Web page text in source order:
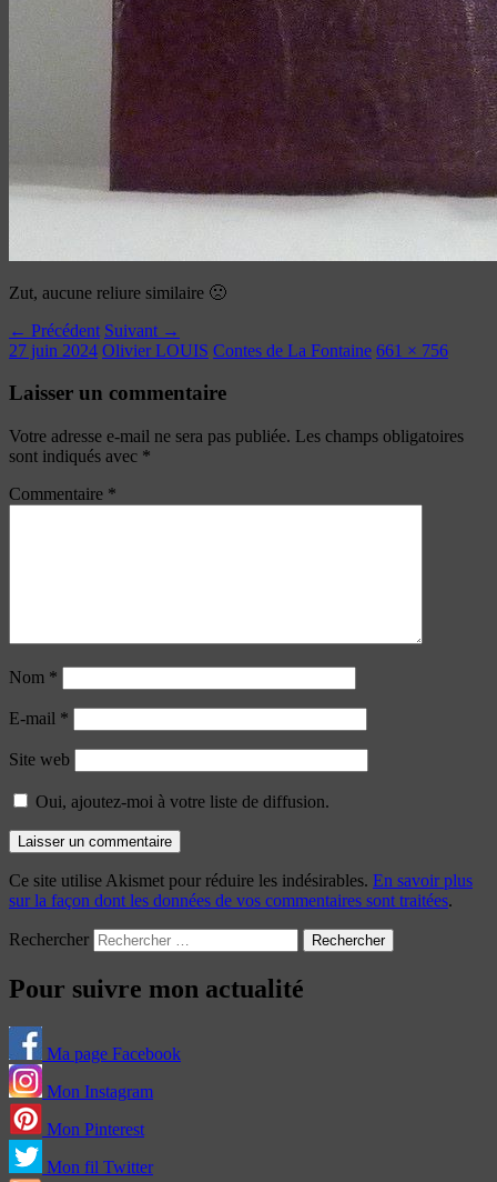
Zut, aucune reliure similaire 🙁
← Précédent Suivant →
27 juin 2024 Olivier LOUIS Contes de La Fontaine 661 × 756
Laisser un commentaire
Votre adresse e-mail ne sera pas publiée. Les champs obligatoires
sont indiqués avec *
Commentaire *
Nom *
E-mail *
Site web
Oui, ajoutez-moi à votre liste de diffusion.
Ce site utilise Akismet pour réduire les indésirables. En savoir plus
sur la façon dont les données de vos commentaires sont traitées.
Rechercher
Pour suivre mon actualité
Ma page Facebook
Mon Instagram
Mon Pinterest
Mon fil Twitter